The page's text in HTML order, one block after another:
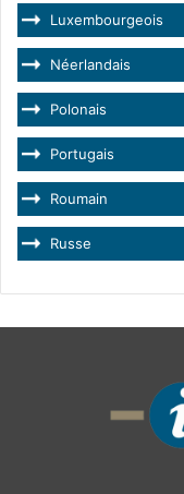
Luxembourgeois
Néerlandais
Polonais
Portugais
Roumain
Russe